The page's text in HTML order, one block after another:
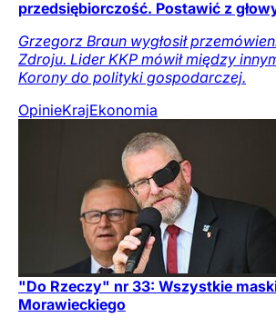
przedsiębiorczość. Postawić z
Grzegorz Braun wygłosił
Zdroju. Lider KKP mówił między
Korony do polityki gospodarczej.
OpinieKrajEkonomia
"Do Rzeczy" nr 33: Wszystkie
Morawieckiego